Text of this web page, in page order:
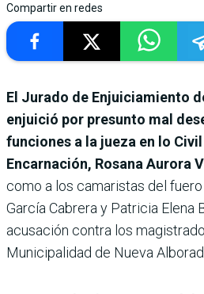
Compartir en redes
El Jurado de Enjuiciamiento
enjuició por presunto mal
funciones a la jueza en lo
Encarnación, Rosana Aurora
como a los camaristas del
García Cabrera y Patricia Elena
acusación contra los
Municipalidad de Nueva